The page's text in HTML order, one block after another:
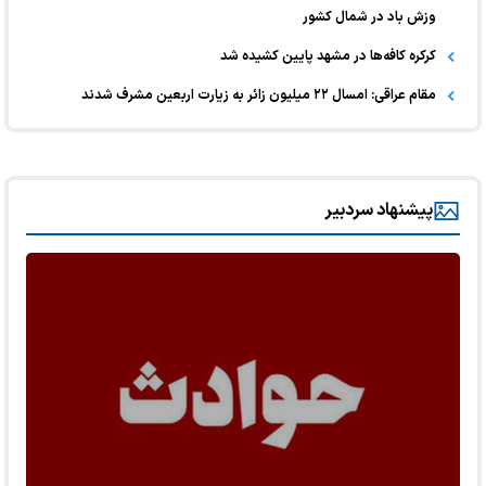
وزش باد در شمال کشور
کرکره کافه‌ها در مشهد پایین کشیده شد
مقام عراقی: امسال ۲۲ میلیون زائر به زیارت اربعین مشرف شدند
پیشنهاد سردبیر